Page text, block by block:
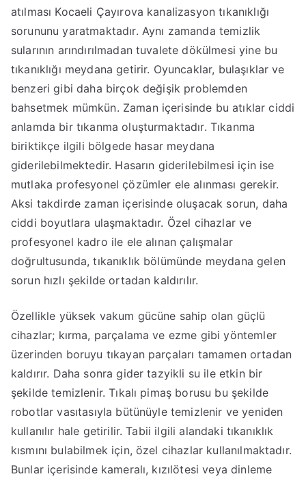
atılması Kocaeli Çayırova kanalizasyon tıkanıklığı
sorununu yaratmaktadır. Aynı zamanda temizlik
sularının arındırılmadan tuvalete dökülmesi yine bu
tıkanıklığı meydana getirir. Oyuncaklar, bulaşıklar ve
benzeri gibi daha birçok değişik problemden
bahsetmek mümkün. Zaman içerisinde bu atıklar ciddi
anlamda bir tıkanma oluşturmaktadır. Tıkanma
biriktikçe ilgili bölgede hasar meydana
giderilebilmektedir. Hasarın giderilebilmesi için ise
mutlaka profesyonel çözümler ele alınması gerekir.
Aksi takdirde zaman içerisinde oluşacak sorun, daha
ciddi boyutlara ulaşmaktadır. Özel cihazlar ve
profesyonel kadro ile ele alınan çalışmalar
doğrultusunda, tıkanıklık bölümünde meydana gelen
sorun hızlı şekilde ortadan kaldırılır.
Özellikle yüksek vakum gücüne sahip olan güçlü
cihazlar; kırma, parçalama ve ezme gibi yöntemler
üzerinden boruyu tıkayan parçaları tamamen ortadan
kaldırır. Daha sonra gider tazyikli su ile etkin bir
şekilde temizlenir. Tıkalı pimaş borusu bu şekilde
robotlar vasıtasıyla bütünüyle temizlenir ve yeniden
kullanılır hale getirilir. Tabii ilgili alandaki tıkanıklık
kısmını bulabilmek için, özel cihazlar kullanılmaktadır.
Bunlar içerisinde kameralı, kızılötesi veya dinleme